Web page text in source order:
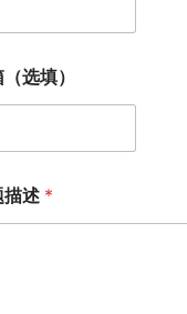
选填）
描述 *